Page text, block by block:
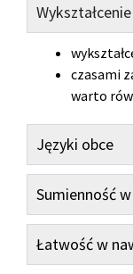
Wykształcenie
czasami
warto
Języki obce
Sumienność
Łatwość w